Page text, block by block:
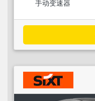
手动变速器